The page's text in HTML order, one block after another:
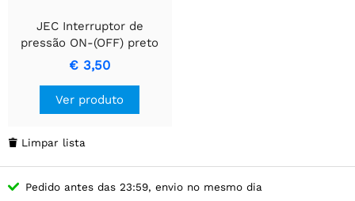
JEC Interruptor de
pressão ON-(OFF) preto
2A - 250V
€ 3,50
Ver produto
 Limpar lista
Pedido antes das 23:59, envio no mesmo dia